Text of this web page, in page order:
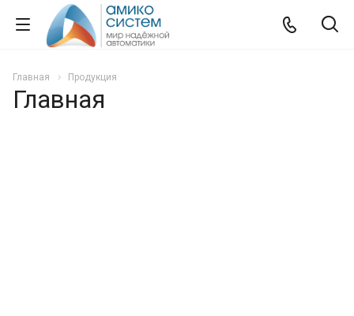
Главная Продукция
Главная